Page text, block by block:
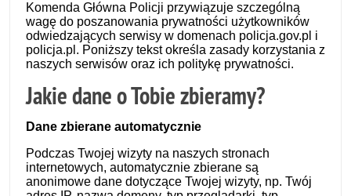
Komenda Główna Policji przywiązuje szczególną
wagę do poszanowania prywatności użytkowników
odwiedzających serwisy w domenach policja.gov.pl i
policja.pl. Poniższy tekst określa zasady korzystania z
naszych serwisów oraz ich politykę prywatności.
Jakie dane o Tobie zbieramy?
Dane zbierane automatycznie
Podczas Twojej wizyty na naszych stronach
internetowych, automatycznie zbierane są
anonimowe dane dotyczące Twojej wizyty, np. Twój